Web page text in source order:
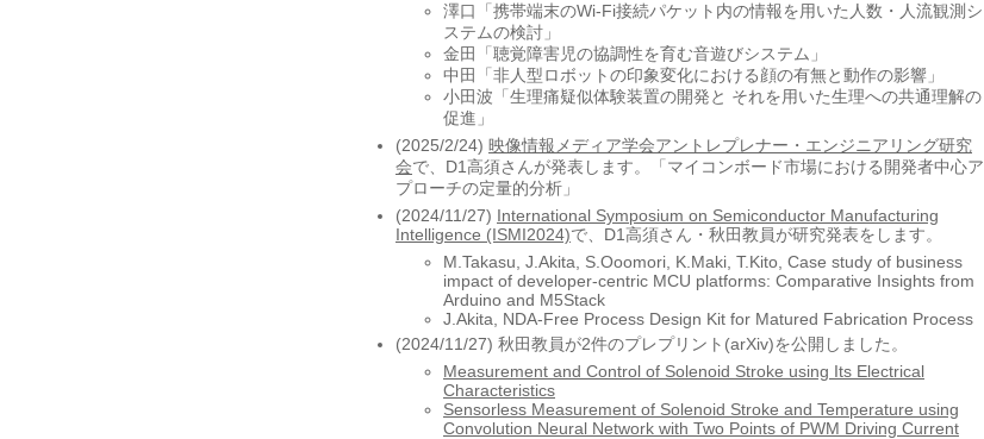
澤口「携帯端末のWi-Fi接続パケット内の情報を用いた人数・人流観測シ
ステムの検討」
金田「聴覚障害児の協調性を育む音遊びシステム」
中田「非人型ロボットの印象変化における顔の有無と動作の影響」
小田波「生理痛疑似体験装置の開発と それを用いた生理への共通理解の
促進」
(2025/2/24) 映像情報メディア学会アントレプレナー・エンジニアリング研究
会で、D1高須さんが発表します。「マイコンボード市場における開発者中心ア
プローチの定量的分析」
(2024/11/27) International Symposium on Semiconductor Manufacturing
Intelligence (ISMI2024)で、D1高須さん・秋田教員が研究発表をします。
M.Takasu, J.Akita, S.Ooomori, K.Maki, T.Kito, Case study of business
impact of developer-centric MCU platforms: Comparative Insights from
Arduino and M5Stack
J.Akita, NDA-Free Process Design Kit for Matured Fabrication Process
(2024/11/27) 秋田教員が2件のプレプリント(arXiv)を公開しました。
Measurement and Control of Solenoid Stroke using Its Electrical
Characteristics
Sensorless Measurement of Solenoid Stroke and Temperature using
Convolution Neural Network with Two Points of PWM Driving Current